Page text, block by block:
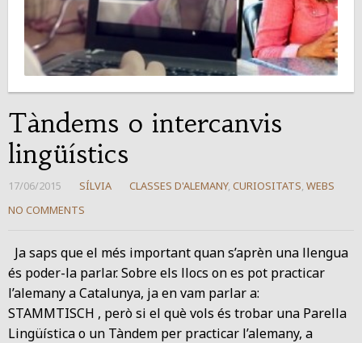
Tàndems o intercanvis
lingüístics
17/06/2015 SÍLVIA CLASSES D'ALEMANY, CURIOSITATS, WEBS
NO COMMENTS
Ja saps que el més important quan s’aprèn una llengua
és poder-la parlar. Sobre els llocs on es pot practicar
l’alemany a Catalunya, ja en vam parlar a:
STAMMTISCH , però si el què vols és trobar una Parella
Lingüística o un Tàndem per practicar l’alemany, a